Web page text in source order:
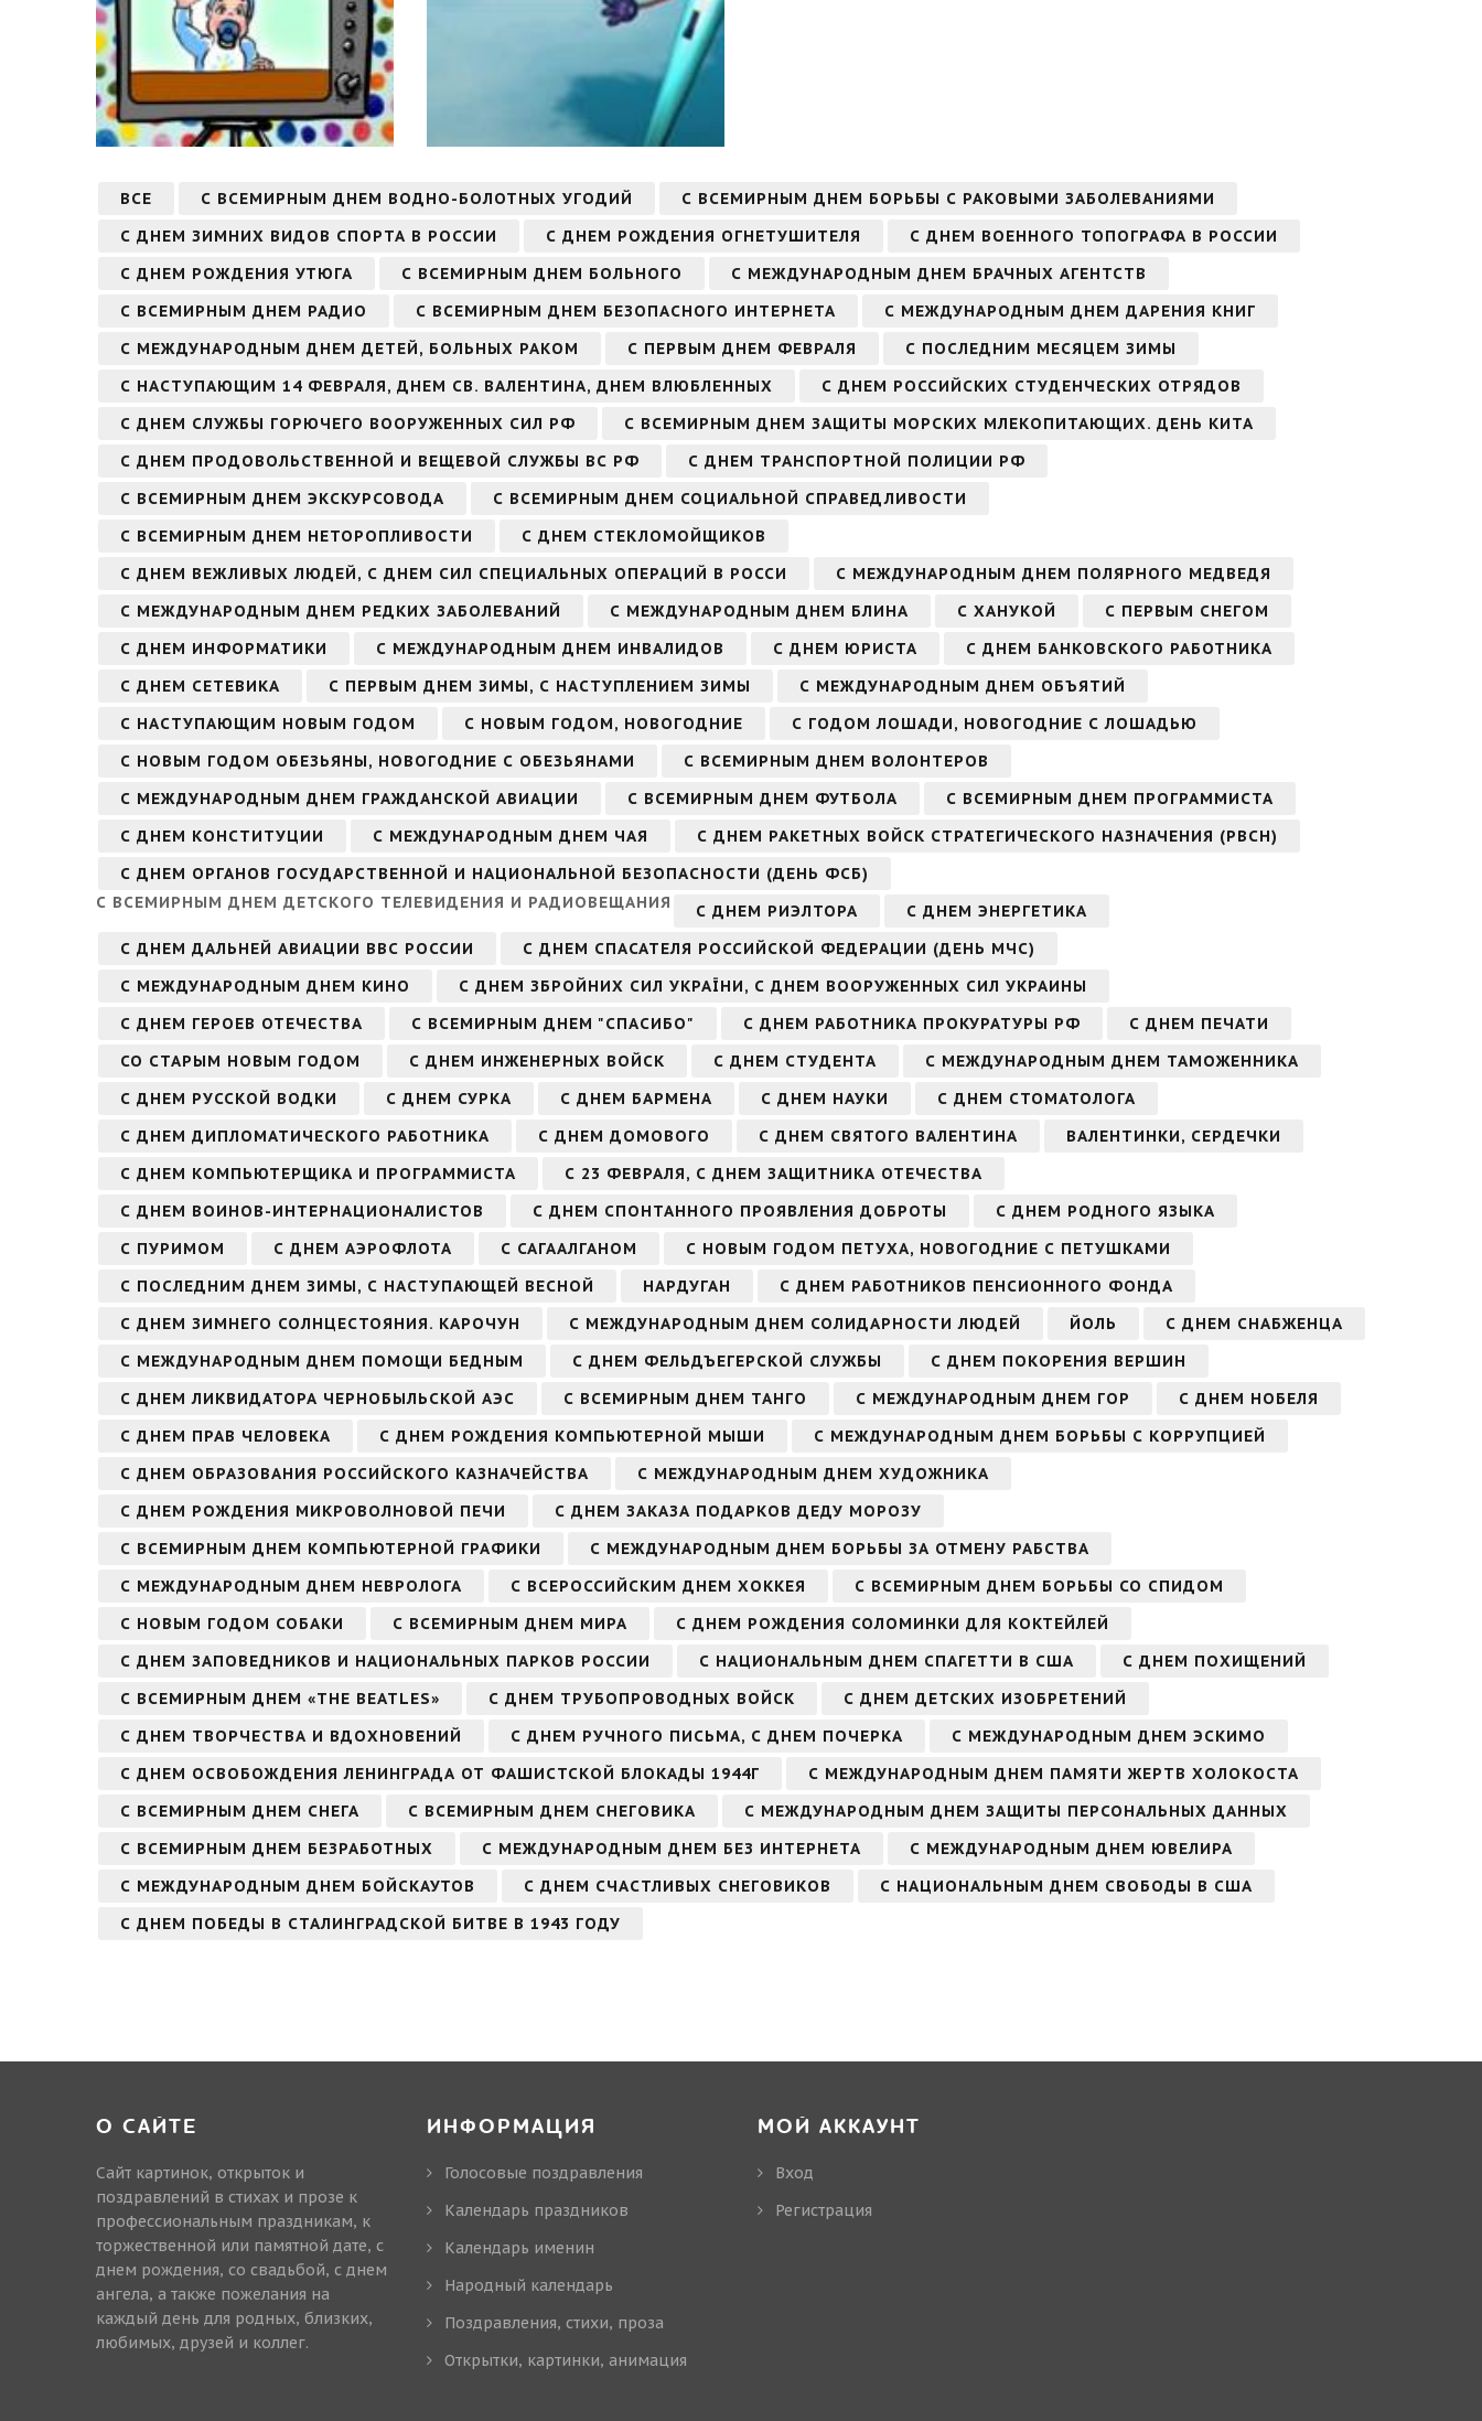
ВСЕ С ВСЕМИРНЫМ ДНЕМ ВОДНО-БОЛОТНЫХ УГОДИЙ
С ВСЕМИРНЫМ ДНЕМ БОРЬБЫ С РАКОВЫМИ ЗАБОЛЕВАНИЯМИ
С ДНЕМ ЗИМНИХ ВИДОВ СПОРТА В РОССИИ
С ДНЕМ РОЖДЕНИЯ ОГНЕТУШИТЕЛЯ
С ДНЕМ ВОЕННОГО ТОПОГРАФА В РОССИИ
С ДНЕМ РОЖДЕНИЯ УТЮГА
С ВСЕМИРНЫМ ДНЕМ БОЛЬНОГО
С МЕЖДУНАРОДНЫМ ДНЕМ БРАЧНЫХ АГЕНТСТВ
С ВСЕМИРНЫМ ДНЕМ РАДИО
С ВСЕМИРНЫМ ДНЕМ БЕЗОПАСНОГО ИНТЕРНЕТА
С МЕЖДУНАРОДНЫМ ДНЕМ ДАРЕНИЯ КНИГ
С МЕЖДУНАРОДНЫМ ДНЕМ ДЕТЕЙ, БОЛЬНЫХ РАКОМ
С ПЕРВЫМ ДНЕМ ФЕВРАЛЯ
С ПОСЛЕДНИМ МЕСЯЦЕМ ЗИМЫ
С НАСТУПАЮЩИМ 14 ФЕВРАЛЯ, ДНЕМ СВ. ВАЛЕНТИНА, ДНЕМ ВЛЮБЛЕННЫХ
С ДНЕМ РОССИЙСКИХ СТУДЕНЧЕСКИХ ОТРЯДОВ
С ДНЕМ СЛУЖБЫ ГОРЮЧЕГО ВООРУЖЕННЫХ СИЛ РФ
С ВСЕМИРНЫМ ДНЕМ ЗАЩИТЫ МОРСКИХ МЛЕКОПИТАЮЩИХ. ДЕНЬ КИТА
С ДНЕМ ПРОДОВОЛЬСТВЕННОЙ И ВЕЩЕВОЙ СЛУЖБЫ ВС РФ
С ДНЕМ ТРАНСПОРТНОЙ ПОЛИЦИИ РФ
С ВСЕМИРНЫМ ДНЕМ ЭКСКУРСОВОДА
С ВСЕМИРНЫМ ДНЕМ СОЦИАЛЬНОЙ СПРАВЕДЛИВОСТИ
С ВСЕМИРНЫМ ДНЕМ НЕТОРОПЛИВОСТИ
С ДНЕМ СТЕКЛОМОЙЩИКОВ
С ДНЕМ ВЕЖЛИВЫХ ЛЮДЕЙ, С ДНЕМ СИЛ СПЕЦИАЛЬНЫХ ОПЕРАЦИЙ В РОССИ
С МЕЖДУНАРОДНЫМ ДНЕМ ПОЛЯРНОГО МЕДВЕДЯ
С МЕЖДУНАРОДНЫМ ДНЕМ РЕДКИХ ЗАБОЛЕВАНИЙ
С МЕЖДУНАРОДНЫМ ДНЕМ БЛИНА С ХАНУКОЙ
С ПЕРВЫМ СНЕГОМ
С ДНЕМ ИНФОРМАТИКИ
С МЕЖДУНАРОДНЫМ ДНЕМ ИНВАЛИДОВ С ДНЕМ ЮРИСТА
С ДНЕМ БАНКОВСКОГО РАБОТНИКА
С ДНЕМ СЕТЕВИКА
С ПЕРВЫМ ДНЕМ ЗИМЫ, С НАСТУПЛЕНИЕМ ЗИМЫ
С МЕЖДУНАРОДНЫМ ДНЕМ ОБЪЯТИЙ
С НАСТУПАЮЩИМ НОВЫМ ГОДОМ
С НОВЫМ ГОДОМ, НОВОГОДНИЕ
С ГОДОМ ЛОШАДИ, НОВОГОДНИЕ С ЛОШАДЬЮ
С НОВЫМ ГОДОМ ОБЕЗЬЯНЫ, НОВОГОДНИЕ С ОБЕЗЬЯНАМИ
С ВСЕМИРНЫМ ДНЕМ ВОЛОНТЕРОВ
С МЕЖДУНАРОДНЫМ ДНЕМ ГРАЖДАНСКОЙ АВИАЦИИ
С ВСЕМИРНЫМ ДНЕМ ФУТБОЛА
С ВСЕМИРНЫМ ДНЕМ ПРОГРАММИСТА
С ДНЕМ КОНСТИТУЦИИ
С МЕЖДУНАРОДНЫМ ДНЕМ ЧАЯ
С ДНЕМ РАКЕТНЫХ ВОЙСК СТРАТЕГИЧЕСКОГО НАЗНАЧЕНИЯ (РВСН)
С ДНЕМ ОРГАНОВ ГОСУДАРСТВЕННОЙ И НАЦИОНАЛЬНОЙ БЕЗОПАСНОСТИ (ДЕНЬ ФСБ)
С ВСЕМИРНЫМ ДНЕМ ДЕТСКОГО ТЕЛЕВИДЕНИЯ И РАДИОВЕЩАНИЯ
С ДНЕМ РИЭЛТОРА
С ДНЕМ ЭНЕРГЕТИКА
С ДНЕМ ДАЛЬНЕЙ АВИАЦИИ ВВС РОССИИ
С ДНЕМ СПАСАТЕЛЯ РОССИЙСКОЙ ФЕДЕРАЦИИ (ДЕНЬ МЧС)
С МЕЖДУНАРОДНЫМ ДНЕМ КИНО
С ДНЕМ ЗБРОЙНИХ СИЛ УКРАЇНИ, С ДНЕМ ВООРУЖЕННЫХ СИЛ УКРАИНЫ
С ДНЕМ ГЕРОЕВ ОТЕЧЕСТВА
С ВСЕМИРНЫМ ДНЕМ "СПАСИБО" С ДНЕМ РАБОТНИКА ПРОКУРАТУРЫ РФ
С ДНЕМ ПЕЧАТИ
СО СТАРЫМ НОВЫМ ГОДОМ
С ДНЕМ ИНЖЕНЕРНЫХ ВОЙСК С ДНЕМ СТУДЕНТА
С МЕЖДУНАРОДНЫМ ДНЕМ ТАМОЖЕННИКА
С ДНЕМ РУССКОЙ ВОДКИ
С ДНЕМ СУРКА С ДНЕМ БАРМЕНА С ДНЕМ НАУКИ
С ДНЕМ СТОМАТОЛОГА
С ДНЕМ ДИПЛОМАТИЧЕСКОГО РАБОТНИКА
С ДНЕМ ДОМОВОГО С ДНЕМ СВЯТОГО ВАЛЕНТИНА
ВАЛЕНТИНКИ, СЕРДЕЧКИ
С ДНЕМ КОМПЬЮТЕРЩИКА И ПРОГРАММИСТА
С 23 ФЕВРАЛЯ, С ДНЕМ ЗАЩИТНИКА ОТЕЧЕСТВА
С ДНЕМ ВОИНОВ-ИНТЕРНАЦИОНАЛИСТОВ
С ДНЕМ СПОНТАННОГО ПРОЯВЛЕНИЯ ДОБРОТЫ
С ДНЕМ РОДНОГО ЯЗЫКА
С ПУРИМОМ
С ДНЕМ АЭРОФЛОТА С САГААЛГАНОМ
С НОВЫМ ГОДОМ ПЕТУХА, НОВОГОДНИЕ С ПЕТУШКАМИ
С ПОСЛЕДНИМ ДНЕМ ЗИМЫ, С НАСТУПАЮЩЕЙ ВЕСНОЙ
НАРДУГАН
С ДНЕМ РАБОТНИКОВ ПЕНСИОННОГО ФОНДА
С ДНЕМ ЗИМНЕГО СОЛНЦЕСТОЯНИЯ. КАРОЧУН
С МЕЖДУНАРОДНЫМ ДНЕМ СОЛИДАРНОСТИ ЛЮДЕЙ ЙОЛЬ
С ДНЕМ СНАБЖЕНЦА
С МЕЖДУНАРОДНЫМ ДНЕМ ПОМОЩИ БЕДНЫМ
С ДНЕМ ФЕЛЬДЪЕГЕРСКОЙ СЛУЖБЫ
С ДНЕМ ПОКОРЕНИЯ ВЕРШИН
С ДНЕМ ЛИКВИДАТОРА ЧЕРНОБЫЛЬСКОЙ АЭС
С ВСЕМИРНЫМ ДНЕМ ТАНГО С МЕЖДУНАРОДНЫМ ДНЕМ ГОР
С ДНЕМ НОБЕЛЯ
С ДНЕМ ПРАВ ЧЕЛОВЕКА
С ДНЕМ РОЖДЕНИЯ КОМПЬЮТЕРНОЙ МЫШИ
С МЕЖДУНАРОДНЫМ ДНЕМ БОРЬБЫ С КОРРУПЦИЕЙ
С ДНЕМ ОБРАЗОВАНИЯ РОССИЙСКОГО КАЗНАЧЕЙСТВА
С МЕЖДУНАРОДНЫМ ДНЕМ ХУДОЖНИКА
С ДНЕМ РОЖДЕНИЯ МИКРОВОЛНОВОЙ ПЕЧИ
С ДНЕМ ЗАКАЗА ПОДАРКОВ ДЕДУ МОРОЗУ
С ВСЕМИРНЫМ ДНЕМ КОМПЬЮТЕРНОЙ ГРАФИКИ
С МЕЖДУНАРОДНЫМ ДНЕМ БОРЬБЫ ЗА ОТМЕНУ РАБСТВА
С МЕЖДУНАРОДНЫМ ДНЕМ НЕВРОЛОГА
С ВСЕРОССИЙСКИМ ДНЕМ ХОККЕЯ
С ВСЕМИРНЫМ ДНЕМ БОРЬБЫ СО СПИДОМ
С НОВЫМ ГОДОМ СОБАКИ
С ВСЕМИРНЫМ ДНЕМ МИРА
С ДНЕМ РОЖДЕНИЯ СОЛОМИНКИ ДЛЯ КОКТЕЙЛЕЙ
С ДНЕМ ЗАПОВЕДНИКОВ И НАЦИОНАЛЬНЫХ ПАРКОВ РОССИИ
С НАЦИОНАЛЬНЫМ ДНЕМ СПАГЕТТИ В США
С ДНЕМ ПОХИЩЕНИЙ
С ВСЕМИРНЫМ ДНЕМ «THE BEATLES»
С ДНЕМ ТРУБОПРОВОДНЫХ ВОЙСК
С ДНЕМ ДЕТСКИХ ИЗОБРЕТЕНИЙ
С ДНЕМ ТВОРЧЕСТВА И ВДОХНОВЕНИЙ
С ДНЕМ РУЧНОГО ПИСЬМА, С ДНЕМ ПОЧЕРКА
С МЕЖДУНАРОДНЫМ ДНЕМ ЭСКИМО
С ДНЕМ ОСВОБОЖДЕНИЯ ЛЕНИНГРАДА ОТ ФАШИСТСКОЙ БЛОКАДЫ 1944Г
С МЕЖДУНАРОДНЫМ ДНЕМ ПАМЯТИ ЖЕРТВ ХОЛОКОСТА
С ВСЕМИРНЫМ ДНЕМ СНЕГА
С ВСЕМИРНЫМ ДНЕМ СНЕГОВИКА
С МЕЖДУНАРОДНЫМ ДНЕМ ЗАЩИТЫ ПЕРСОНАЛЬНЫХ ДАННЫХ
С ВСЕМИРНЫМ ДНЕМ БЕЗРАБОТНЫХ
С МЕЖДУНАРОДНЫМ ДНЕМ БЕЗ ИНТЕРНЕТА
С МЕЖДУНАРОДНЫМ ДНЕМ ЮВЕЛИРА
С МЕЖДУНАРОДНЫМ ДНЕМ БОЙСКАУТОВ
С ДНЕМ СЧАСТЛИВЫХ СНЕГОВИКОВ
С НАЦИОНАЛЬНЫМ ДНЕМ СВОБОДЫ В США
С ДНЕМ ПОБЕДЫ В СТАЛИНГРАДСКОЙ БИТВЕ В 1943 ГОДУ
О САЙТЕ
Сайт картинок, открыток и
поздравлений в стихах и прозе к
профессиональным праздникам, к
торжественной или памятной дате, с
днем рождения, со свадьбой, с днем
ангела, а также пожелания на
каждый день для родных, близких,
любимых, друзей и коллег.
ИНФОРМАЦИЯ
Голосовые поздравления
Календарь праздников
Календарь именин
Народный календарь
Поздравления, стихи, проза
Открытки, картинки, анимация
МОЙ АККАУНТ
Вход
Регистрация